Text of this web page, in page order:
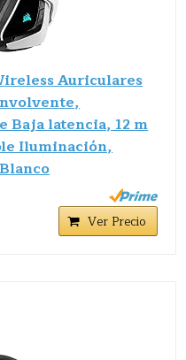
Auriculares
Baja latencia, 12 m
Iluminación,
Ver Precio